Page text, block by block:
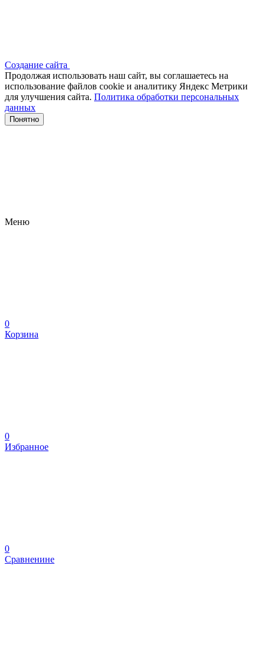
Создание сайта
Продолжая использовать наш сайт, вы соглашаетесь на
использование файлов сооkіе и аналитику Яндекс Метрики
для улучшения сайта. Политика обработки персональных
данных
Понятно
Меню
0
Корзина
0
Избранное
0
Сравненине